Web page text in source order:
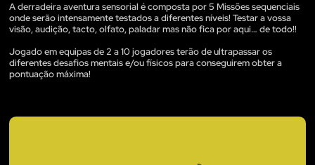
A derradeira aventura sensorial é composta por 5 Missões sequenciais
onde serão intensamente testados a diferentes níveis! Testar a vossa
visão, audição, tacto, olfato, paladar mas não fica por aqui… de todo!!
Jogado em equipas de 2 a 10 jogadores terão de ultrapassar os
diferentes desafios mentais e/ou físicos para conseguirem obter a
pontuação máxima!